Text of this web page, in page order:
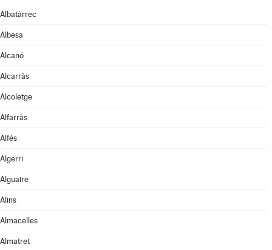
Albatàrrec
Albesa
Alcanó
Alcarràs
Alcoletge
Alfarràs
Alfés
Algerri
Alguaire
Alins
Almacelles
Almatret